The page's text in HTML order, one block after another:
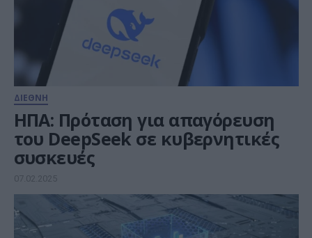
ΔΙΕΘΝΗ
ΗΠΑ: Πρόταση για απαγόρευση
του DeepSeek σε κυβερνητικές
συσκευές
07.02.2025